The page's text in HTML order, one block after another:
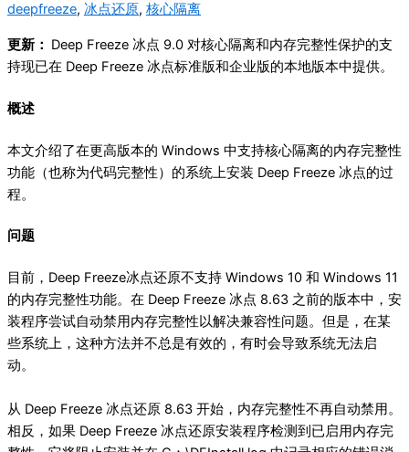
deepfreeze, 冰点还原, 核心隔离
更新： Deep Freeze 冰点 9.0 对核心隔离和内存完整性保护的支
持现已在 Deep Freeze 冰点标准版和企业版的本地版本中提供。
概述
本文介绍了在更高版本的 Windows 中支持核心隔离的内存完整性
功能（也称为代码完整性）的系统上安装 Deep Freeze 冰点的过
程。
问题
目前，Deep Freeze冰点还原不支持 Windows 10 和 Windows 11
的内存完整性功能。在 Deep Freeze 冰点 8.63 之前的版本中，安
装程序尝试自动禁用内存完整性以解决兼容性问题。但是，在某
些系统上，这种方法并不总是有效的，有时会导致系统无法启
动。
从 Deep Freeze 冰点还原 8.63 开始，内存完整性不再自动禁用。
相反，如果 Deep Freeze 冰点还原安装程序检测到已启用内存完